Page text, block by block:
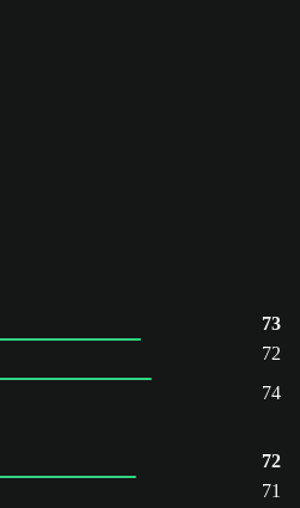
73
72
74
72
71